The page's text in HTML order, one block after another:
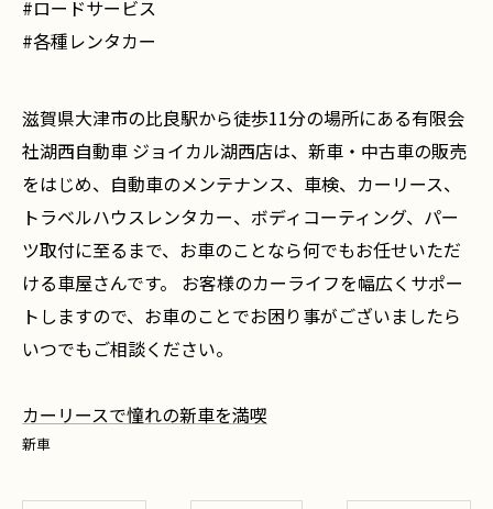
#ロードサービス
#各種レンタカー
滋賀県大津市の比良駅から徒歩11分の場所にある有限会
社湖西自動車 ジョイカル湖西店は、新車・中古車の販売
をはじめ、自動車のメンテナンス、車検、カーリース、
トラベルハウスレンタカー、ボディコーティング、パー
ツ取付に至るまで、お車のことなら何でもお任せいただ
ける車屋さんです。 お客様のカーライフを幅広くサポー
トしますので、お車のことでお困り事がございましたら
いつでもご相談ください。
カーリースで憧れの新車を満喫
新車